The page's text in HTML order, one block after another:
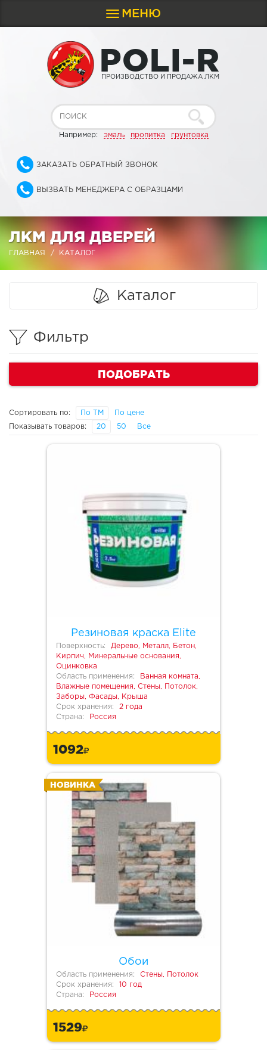
Toggle
navigation
МЕНЮ
POLI-R
ПРОИЗВОДСТВО И ПРОДАЖА ЛКМ
Например: эмаль пропитка грунтовка
ЗАКАЗАТЬ ОБРАТНЫЙ ЗВОНОК
ВЫЗВАТЬ МЕНЕДЖЕРА С ОБРАЗЦАМИ
ЛКМ ДЛЯ ДВЕРЕЙ
ГЛАВНАЯ КАТАЛОГ
Каталог
Фильтр
ПОДОБРАТЬ
Сортировать по: По ТМ По цене
Показывать товаров: 20 50 Все
Резиновая краска Elite
Поверхность:
Дерево, Металл, Бетон,
Кирпич, Минеральные основания,
Оцинковка
Область применения:
Ванная комната,
Влажные помещения, Стены, Потолок,
Заборы, Фасады, Крыша
Срок хранения:
2 года
Страна:
Россия
1092
Обои
НОВИНКА
Область применения:
Стены, Потолок
Срок хранения:
10 год
Страна:
Россия
1529